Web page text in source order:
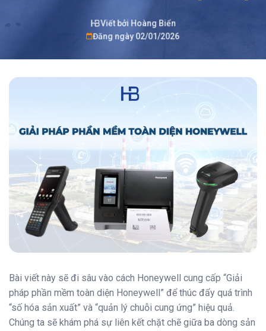
Viết bởi Hoàng Biển
Đăng ngày 02/01/2026
Bài viết này sẽ đi sâu vào cách Honeywell cung cấp “Giải
pháp phần mềm toàn diện Honeywell” để thúc đẩy quá trình
“số hóa sản xuất” và “quản lý chuỗi cung ứng” hiệu quả.
Chúng ta sẽ khám phá sự liên kết chặt chẽ giữa ba dòng sản